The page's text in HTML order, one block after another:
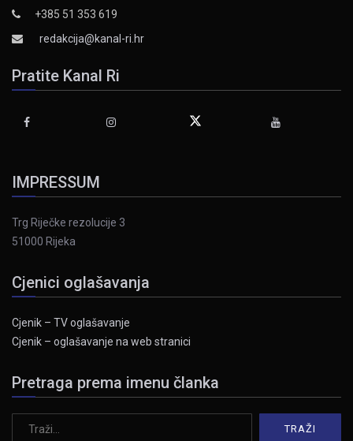
+385 51 353 619
redakcija@kanal-ri.hr
Pratite Kanal Ri
IMPRESSUM
Trg Riječke rezolucije 3
51000 Rijeka
Cjenici oglašavanja
Cjenik – TV oglašavanje
Cjenik – oglašavanje na web stranici
Pretraga prema imenu članka